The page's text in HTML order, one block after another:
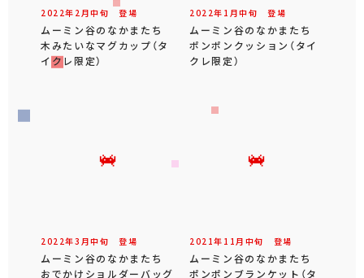
2022年 2 月中旬 登場
ムーミン谷のなかまたち
木みたいなマグカップ（タ
イクレ限定）
2022年 1 月中旬 登場
ムーミン谷のなかまたち
ポンポンクッション（タイ
クレ限定）
2022年3 月中旬 登場
ムーミン谷のなかまたち
おでかけショルダーバッグ
2021年 11 月 中旬 登場
ムーミン谷のなかまたち
ポンポンブランケット（タ